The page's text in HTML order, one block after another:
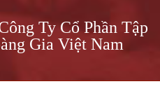
Ty Cổ Phần Tập
Gia Việt Nam